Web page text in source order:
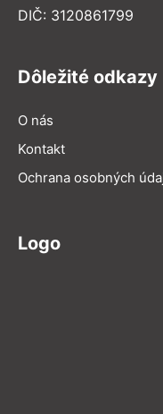
DIČ: 3120861799
Dôležité odkazy
O nás
Kontakt
Ochrana osobných
Logo